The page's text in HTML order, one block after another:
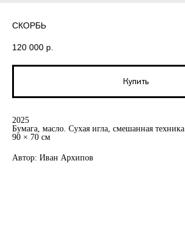
СКОРБЬ
120 000 р.
Купить
2025
Бумага, масло. Сухая игла, смешанная техника
90 × 70 см
Автор: Иван Архипов